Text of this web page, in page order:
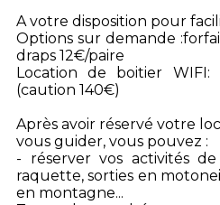
A votre disposition pour
Options sur demande
draps 12€/paire
Location de boitier WIFI:
(caution 140€)
Après avoir réservé votre
vous guider, vous pouvez :
- réserver vos activités
raquette, sorties en
en montagne...